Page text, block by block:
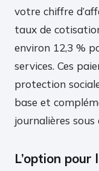
votre chiffre
taux de
environ 12,3 %
services. Ces
protection
base et
journalières sous
L’option